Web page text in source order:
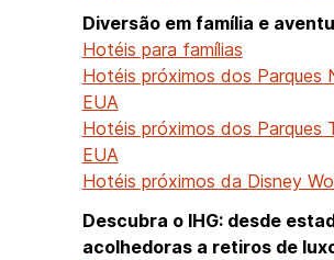
Diversão em família e
Hotéis para famílias
Hotéis próximos dos Parques
EUA
Hotéis próximos dos Parques
EUA
Hotéis próximos da Disney
Descubra o IHG: desde
acolhedoras a retiros de